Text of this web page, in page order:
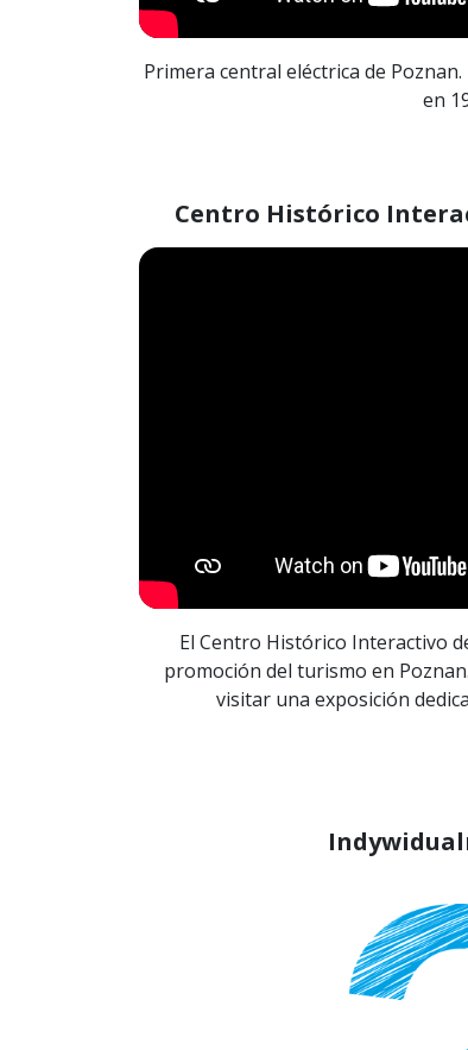
Primera central eléctrica de
en
Centro Histórico
El Centro Histórico Interactivo
promoción del turismo en
visitar una exposición